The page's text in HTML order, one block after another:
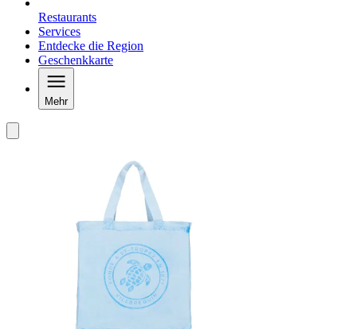
Restaurants
Services
Entdecke die Region
Geschenkkarte
Mehr